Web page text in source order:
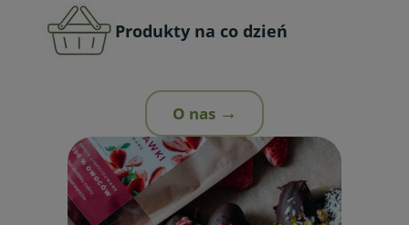
Produkty na co dzień
O nas